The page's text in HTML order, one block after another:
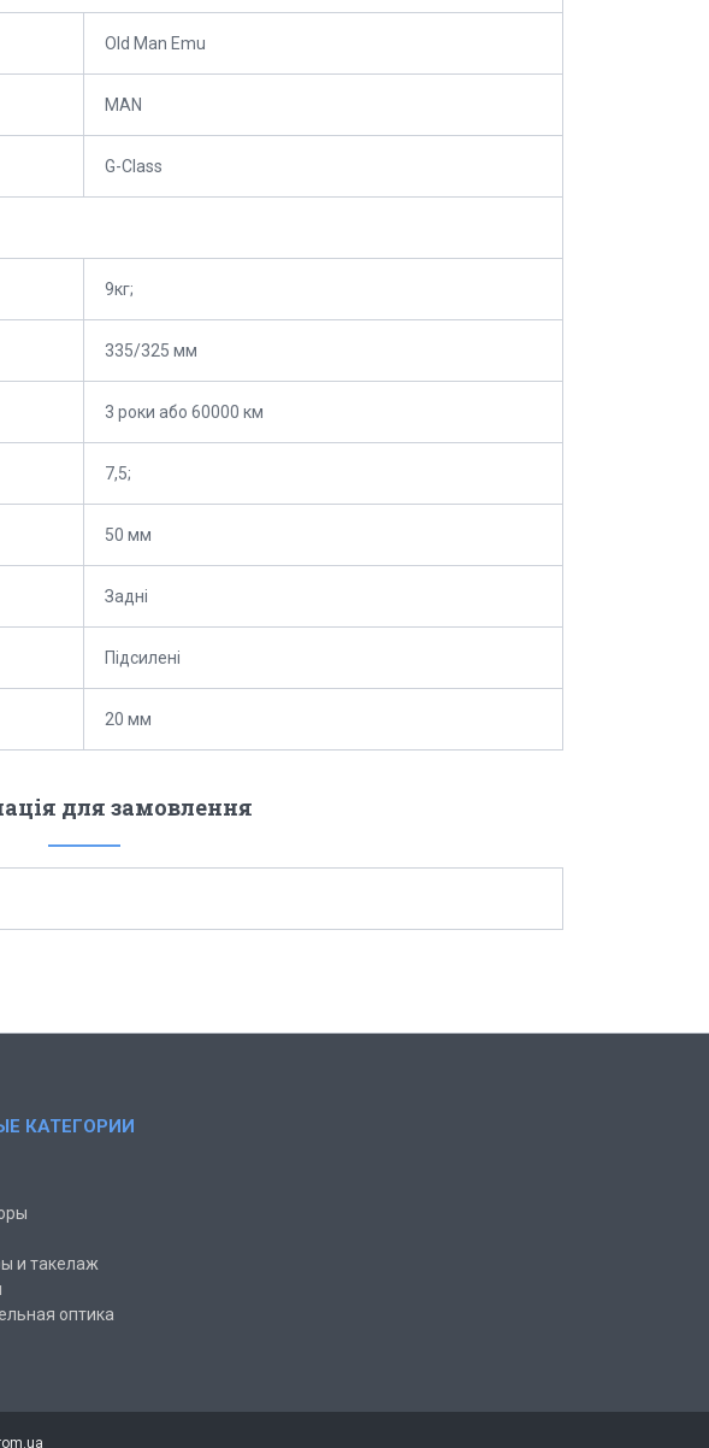
Old Man Emu
MAN
G-Class
9кг;
335/325 мм
3 роки або 60000 км
7,5;
50 мм
Задні
Підсилені
20 мм
для замовлення
КАТЕГОРИИ
и такелаж
оптика